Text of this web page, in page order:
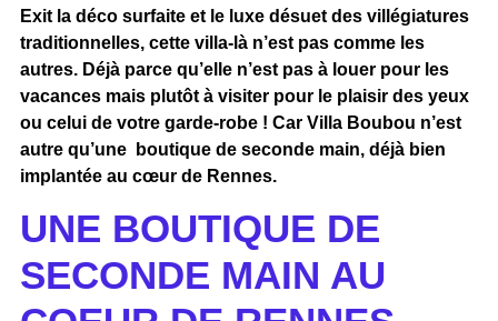
Exit la déco surfaite et le luxe désuet des villégiatures
traditionnelles, cette villa-là n’est pas comme les
autres. Déjà parce qu’elle n’est pas à louer pour les
vacances mais plutôt à visiter pour le plaisir des yeux
ou celui de votre garde-robe ! Car Villa Boubou n’est
autre qu’une boutique de seconde main, déjà bien
implantée au cœur de Rennes.
UNE BOUTIQUE DE
SECONDE MAIN AU